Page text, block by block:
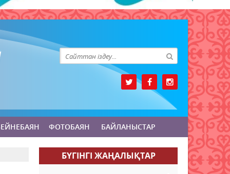
ФОТОБАЯН БАЙЛАНЫСТАР
БҮГІНГI ЖАҢАЛЫҚТАР